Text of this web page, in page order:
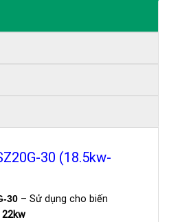
30 (18.5kw-
30 – Sử dụng cho biến